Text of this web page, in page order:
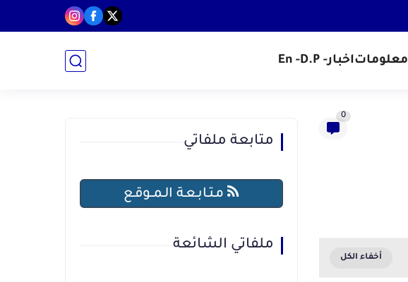
معلوماتاخبار- D.P
- En
0
متابعة ملفاتي
مـتـابـعـة الـمــوقـع
ملفاتي الشائعة